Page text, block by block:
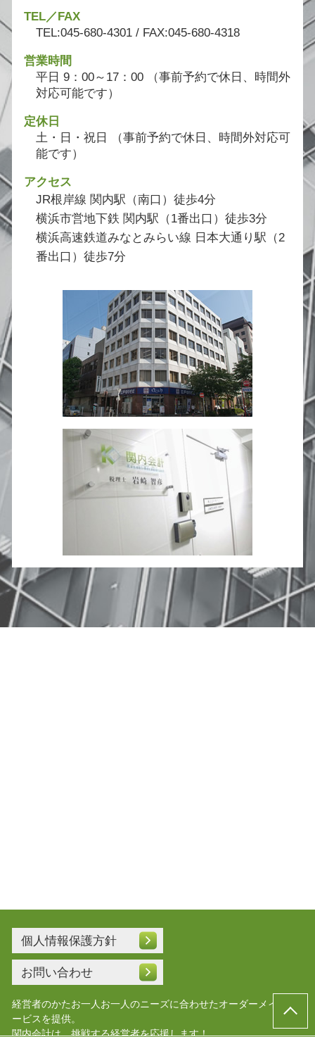
TEL／FAX
TEL:045-680-4301 / FAX:045-680-4318
営業時間
平日 9：00～17：00 （事前予約で休日、時間外
対応可能です）
定休日
土・日・祝日 （事前予約で休日、時間外対応可
能です）
アクセス
JR根岸線 関内駅（南口）徒歩4分
横浜市営地下鉄 関内駅（1番出口）徒歩3分
横浜高速鉄道みなとみらい線 日本大通り駅（2
番出口）徒歩7分
個人情報保護方針
お問い合わせ
経営者のかたお一人お一人のニーズに合わせたオーダーメイドサ
ービスを提供。
関内会計は、挑戦する経営者を応援します！